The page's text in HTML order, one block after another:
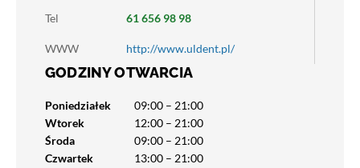
Tel
61 656 98 98
WWW http://www.uldent.pl/
GODZINY OTWARCIA
Poniedziałek
09:00 – 21:00
Wtorek
12:00 – 21:00
Środa
09:00 – 21:00
Czwartek
13:00 – 21:00